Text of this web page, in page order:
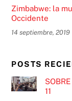
Zimbabwe: la
Occidente
14 septiembre, 2019
POSTS
11